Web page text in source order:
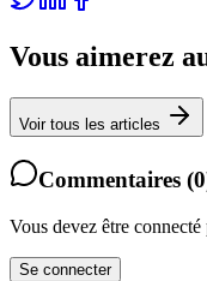
Vous aimerez
Voir tous les articles
Commentaires (0
Vous devez être
Se connecter